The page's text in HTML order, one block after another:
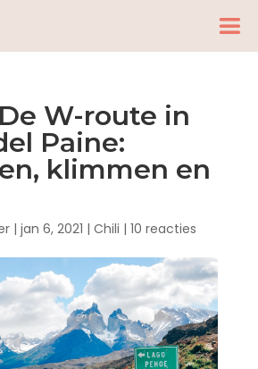
W-route in
Paine:
klimmen en
| jan 6, 2021 | Chili | 10 reacties